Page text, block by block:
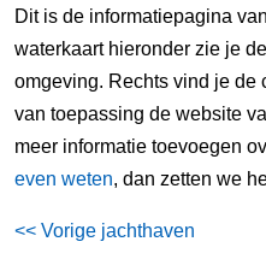
Dit is de informatiepagina
waterkaart hieronder zie je
omgeving. Rechts vind je de
van toepassing de website
meer informatie toevoegen
even weten, dan zetten we
<< Vorige jachthaven